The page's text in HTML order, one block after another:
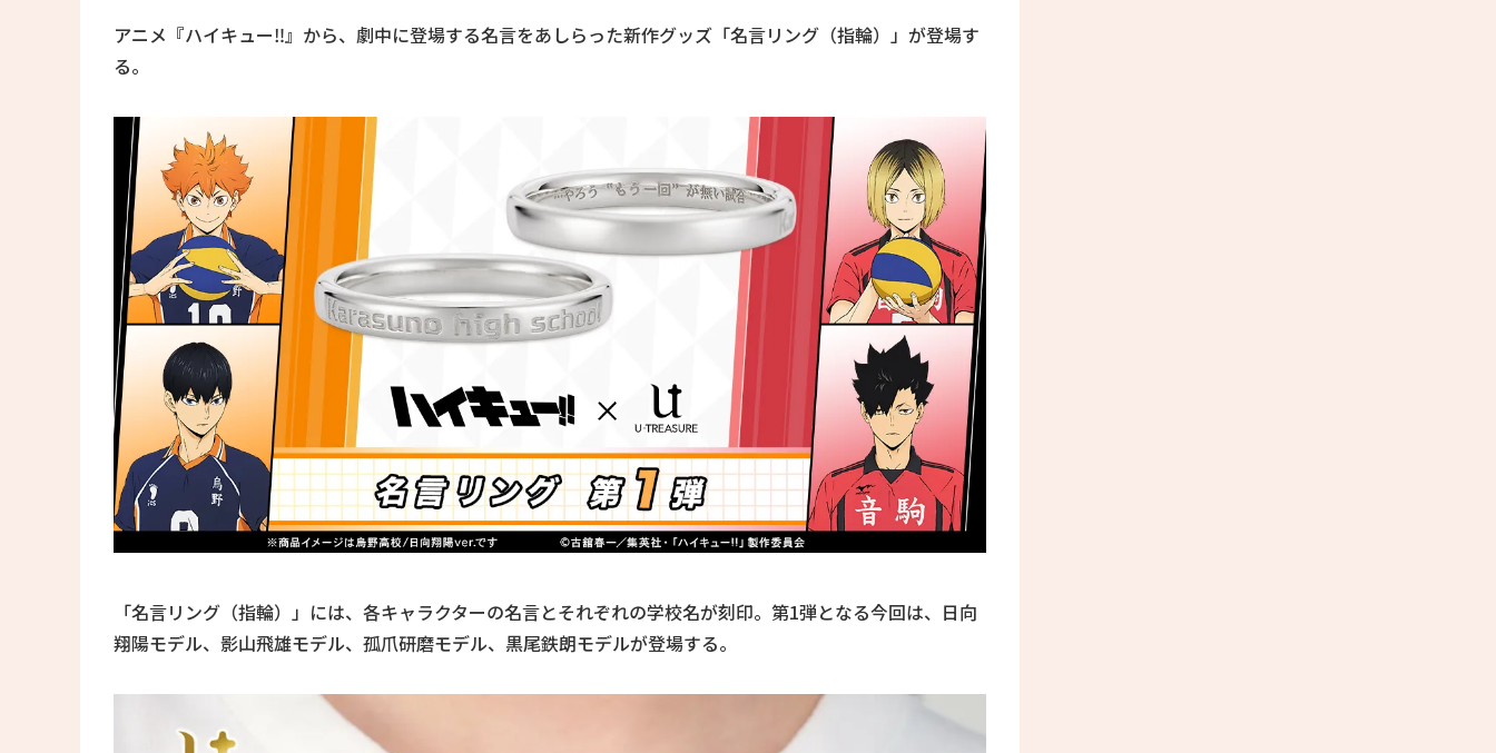
アニメ『ハイキュー‼』から、劇中に登場する名言をあしらった新作グッズ「名言リング（指輪）」が登場す
る。
「名言リング（指輪）」には、各キャラクターの名言とそれぞれの学校名が刻印。第1弾となる今回は、日向
翔陽モデル、影山飛雄モデル、孤爪研磨モデル、黒尾鉄朗モデルが登場する。